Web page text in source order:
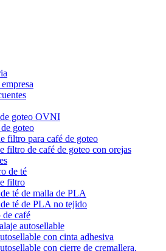
goteo OVNI
goteo
filtro para café de goteo
filtro de café de goteo con orejas
de té
filtro
té de malla de PLA
té de PLA no tejido
café
autosellable
con cinta adhesiva
con cierre de cremallera.